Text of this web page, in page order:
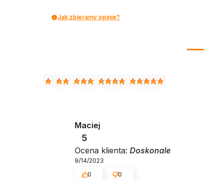
Jak zbieramy opinie?
Maciej
5
Ocena klienta: Doskonale
9/14/2023
0
0